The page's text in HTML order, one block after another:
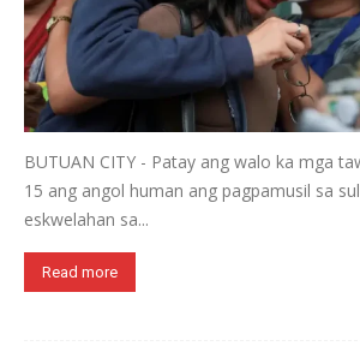
BUTUAN CITY - Patay ang walo ka mga
15 ang angol human ang pagpamusil sa
eskwelahan sa...
Read more